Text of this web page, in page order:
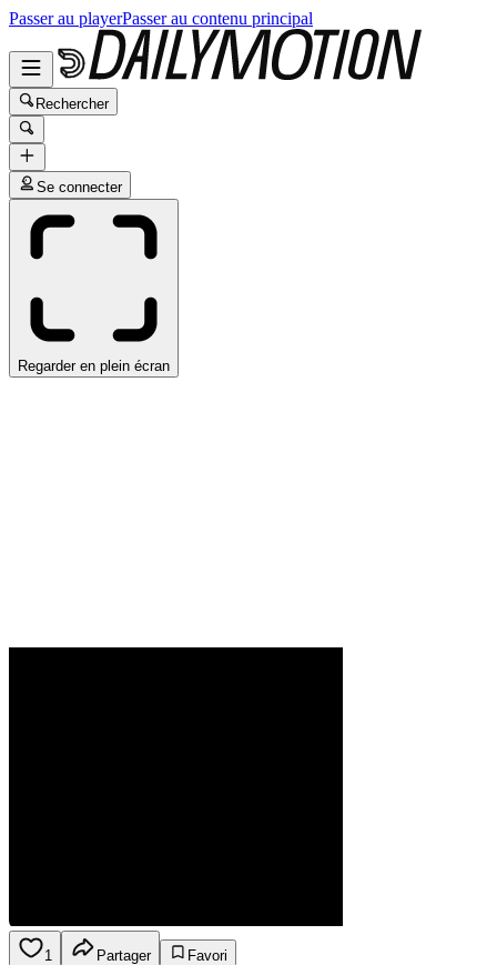
Passer au playerPasser au contenu principal
Rechercher
Se connecter
Regarder en plein écran
1 Partager
Favori